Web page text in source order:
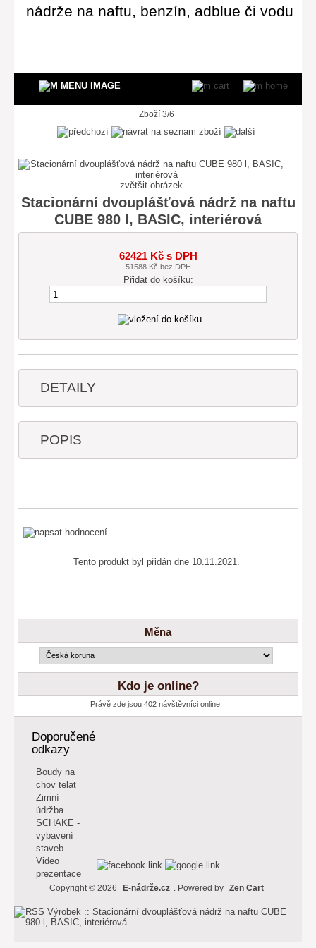
nádrže na naftu, benzín, adblue či vodu
Zboží 3/6
zvětšit obrázek
Stacionární dvouplášťová nádrž na naftu
CUBE 980 l, BASIC, interiérová
62421 Kč s DPH
51588 Kč bez DPH
DETAILY
POPIS
Tento produkt byl přidán dne 10.11.2021.
Měna
Kdo je online?
Právě zde jsou 402 návštěvníci online.
Doporučené
odkazy
Boudy na
chov telat
Zimní
údržba
SCHAKE -
vybavení
staveb
Video
prezentace
Copyright © 2026 E-nádrže.cz . Powered by Zen Cart